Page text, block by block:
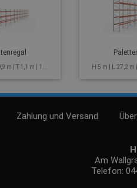
m | T 1,1 m | 1... H 5 m | L 27,2 m
Zahlung und Versand
Am
Telefon: